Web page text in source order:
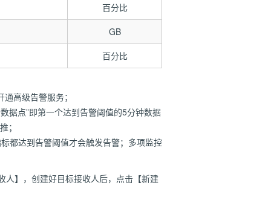
百分比
GB
百分比
通高级告警服务；
据点”即第一个达到告警阈值的5分钟数据
；
都达到告警阈值才会触发告警；多项监控
人】，创建好目标接收人后，点击【新建